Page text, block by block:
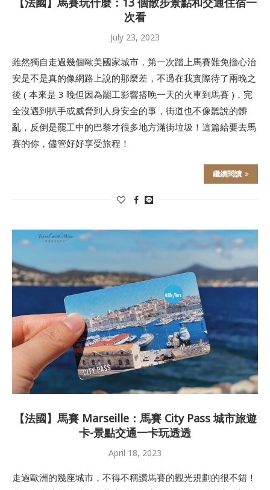
次看
July 23, 2023
雖然獨自走過幾個歐美國家城市，第一次踏上馬賽難免擔心治
安是不是真的像網路上說的那麼差，不過在我實際待了兩晚之
後 ( 本來是 3 晚但因為罷工影響搭晚一天的火車到馬賽 )，完
全沒遇到扒手或威脅到人身安全的事，街道也不像聽說的髒
亂，反倒是罷工中的巴黎才很多地方滿街垃圾！這篇給要去馬
賽的你，儘管好好享受旅程！
繼續閱讀
【法國】馬賽 Marseille：馬賽 City Pass 城市旅遊
卡-景點交通一卡玩透透
April 18, 2023
走過歐洲的幾座城市，不得不稱讚馬賽的觀光規劃的很不錯！